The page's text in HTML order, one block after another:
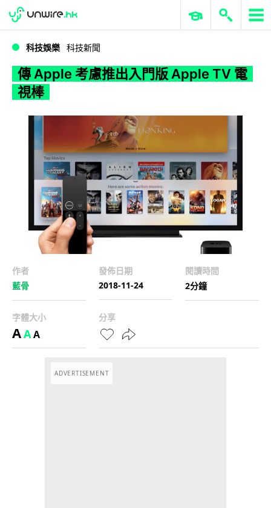
傳 Apple 考慮推出入門版 Apple TV 電視棒
WWDC 2026 ERP 與商業 AI
科技娛樂 科技新聞
傳 Apple 考慮推出入門版 Apple TV 電
視棒
作者
藍骨
發佈日期
2018-11-24
閱讀時間
2分鐘
字體大小
AAA
分享
ADVERTISEMENT